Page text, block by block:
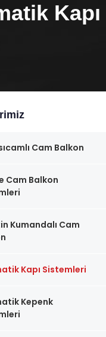
Cam Balkon
Cam Balkon
Kumandalı Cam
Kapı Sistemleri
Kepenk